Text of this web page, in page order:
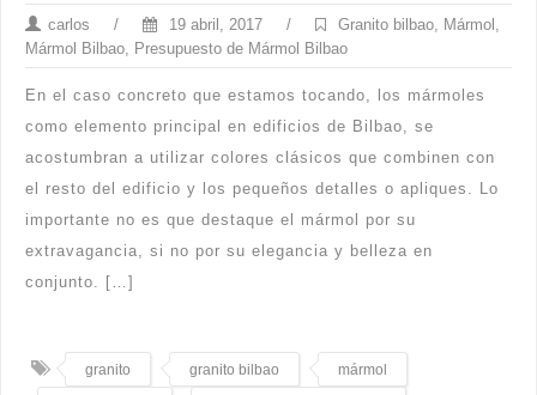
carlos / 19 abril, 2017 / Granito bilbao, Mármol ,
Mármol Bilbao, Presupuesto de Mármol Bilbao
En el caso concreto que estamos tocando, los mármoles
como elemento principal en edificios de Bilbao, se
acostumbran a utilizar colores clásicos que combinen con
el resto del edificio y los pequeños detalles o apliques. Lo
importante no es que destaque el mármol por su
extravagancia, si no por su elegancia y belleza en
conjunto. […]
granito granito bilbao mármol